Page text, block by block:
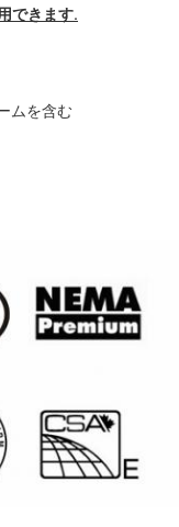
できます.
ムを含む